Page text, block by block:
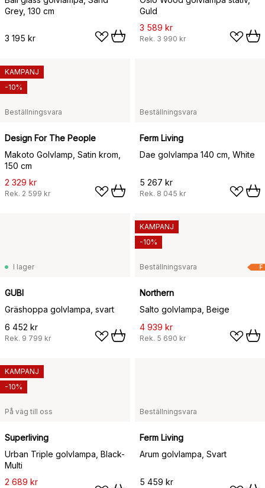
Grey, 130 cm
3 195 kr
Guld
3 589 kr
Rek. 3 990 kr
Beställningsvara
Design For The People
Makoto Golvlamp, Satin krom,
150 cm
2 329 kr
Rek. 2 599 kr
KAMPANJ
-10%
Beställningsvara
Ferm Living
Dae golvlampa 140 cm, White
5 267 kr
Rek. 8 045 kr
I lager
GUBI
Gräshoppa golvlampa, svart
6 452 kr
Rek. 9 799 kr
F
Beställningsvara
Northern
Salto golvlampa, Beige
4 939 kr
Rek. 5 690 kr
KAMPANJ
-10%
På väg till oss
Superliving
Urban Triple golvlampa, Black-
Multi
2 689 kr
KAMPANJ
-10%
Beställningsvara
Ferm Living
Arum golvlampa, Svart
5 459 kr